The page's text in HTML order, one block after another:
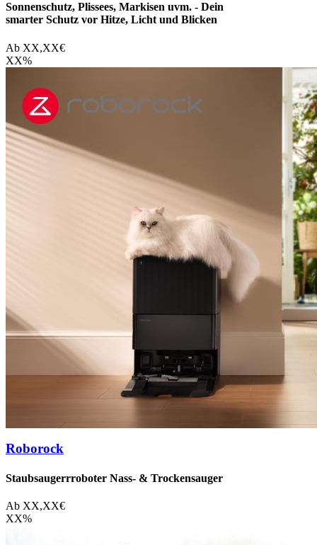
Sonnenschutz, Plissees, Markisen uvm. - Dein
smarter Schutz vor Hitze, Licht und Blicken
Ab XX,XX€
XX%
Roborock
Staubsaugerrroboter Nass- & Trockensauger
Ab XX,XX€
XX%